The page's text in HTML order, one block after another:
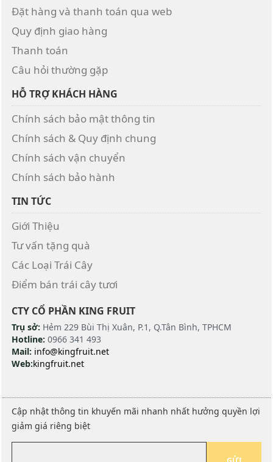
Đặt hàng và thanh toán qua web
Quy định giao hàng
Thanh toán
Câu hỏi thường gặp
HỖ TRỢ KHÁCH HÀNG
Chính sách bảo mật thông tin
Chính sách & Quy định chung
Chính sách vận chuyển
Chính sách bảo hành
TIN TỨC
Giới Thiệu
Tư vấn tặng quà
Các Loại Trái Cây
Điểm bán trái cây tươi
CTY CỔ PHẦN KING FRUIT
Trụ sở: Hẻm 229 Bùi Thị Xuân, P.1, Q.Tân Bình, TPHCM
Hotline: 0966 341 493
Mail: info@kingfruit.net
Web:kingfruit.net
Cập nhật thông tin khuyến mãi nhanh nhất hưởng quyền lợi
giảm giá riêng biệt